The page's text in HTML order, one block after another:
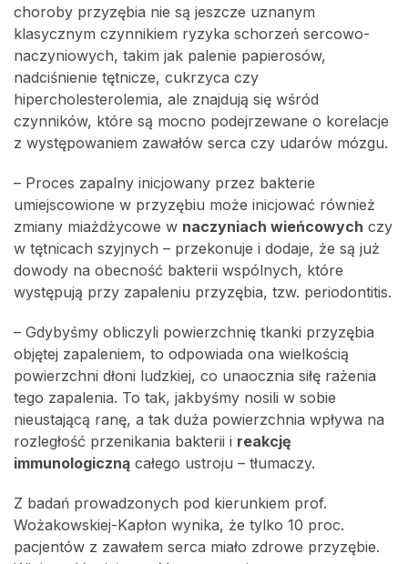
choroby przyzębia nie są jeszcze uznanym
klasycznym czynnikiem ryzyka schorzeń sercowo-
naczyniowych, takim jak palenie papierosów,
nadciśnienie tętnicze, cukrzyca czy
hipercholesterolemia, ale znajdują się wśród
czynników, które są mocno podejrzewane o korelacje
z występowaniem zawałów serca czy udarów mózgu.
– Proces zapalny inicjowany przez bakterie
umiejscowione w przyzębiu może inicjować również
zmiany miażdżycowe w naczyniach wieńcowych czy
w tętnicach szyjnych – przekonuje i dodaje, że są już
dowody na obecność bakterii wspólnych, które
występują przy zapaleniu przyzębia, tzw. periodontitis.
– Gdybyśmy obliczyli powierzchnię tkanki przyzębia
objętej zapaleniem, to odpowiada ona wielkością
powierzchni dłoni ludzkiej, co unaocznia siłę rażenia
tego zapalenia. To tak, jakbyśmy nosili w sobie
nieustającą ranę, a tak duża powierzchnia wpływa na
rozległość przenikania bakterii i reakcję
immunologiczną całego ustroju – tłumaczy.
Z badań prowadzonych pod kierunkiem prof.
Wożakowskiej-Kapłon wynika, że tylko 10 proc.
pacjentów z zawałem serca miało zdrowe przyzębie.